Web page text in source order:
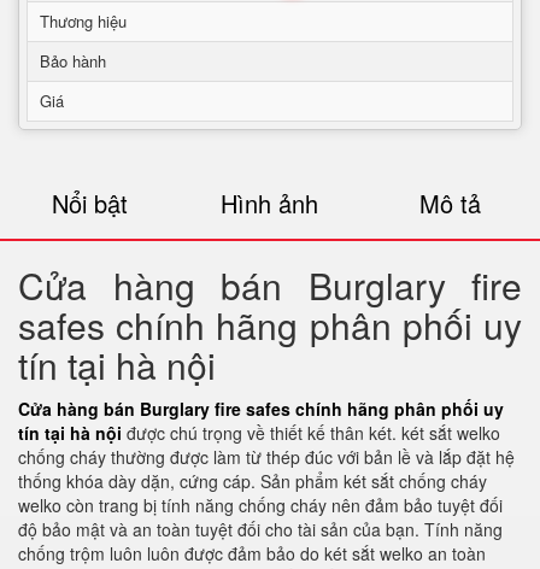
Thương hiệu
Bảo hành
Giá
Nổi bật Hình ảnh Mô tả
Cửa hàng bán Burglary fire
safes chính hãng phân phối uy
tín tại hà nội
Cửa hàng bán Burglary fire safes chính hãng phân phối uy
tín tại hà nội được chú trọng về thiết kế thân két. két sắt welko
chống cháy thường được làm từ thép đúc với bản lề và lắp đặt hệ
thống khóa dày dặn, cứng cáp. Sản phẩm két sắt chống cháy
welko còn trang bị tính năng chống cháy nên đảm bảo tuyệt đối
độ bảo mật và an toàn tuyệt đối cho tài sản của bạn. Tính năng
chống trộm luôn luôn được đảm bảo do két sắt welko an toàn